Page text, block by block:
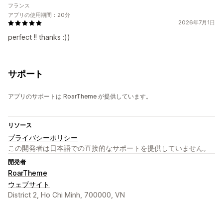
2026年7月1日
perfect !! thanks :))
フランス
アプリの使用期間：20分
サポート
アプリのサポートは RoarTheme が提供しています。
リソース
プライバシーポリシー
この開発者は日本語での直接的なサポートを提供していません。
開発者
RoarTheme
ウェブサイト
District 2, Ho Chi Minh, 700000, VN